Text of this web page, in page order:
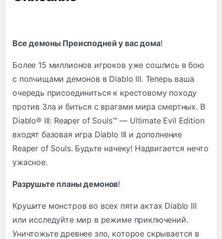
Все демоны Преисподней у вас дома!
Более 15 миллионов игроков уже сошлись в бою
с полчищами демонов в Diablo III. Теперь ваша
очередь присоединиться к крестовому походу
против Зла и биться с врагами мира смертных. В
Diablo® III: Reaper of Souls™ — Ultimate Evil Edition
входят базовая игра Diablo III и дополнение
Reaper of Souls. Будьте начеку! Надвигается нечто
ужасное.
Разрушьте планы демонов!
Крушите монстров во всех пяти актах Diablo III
или исследуйте мир в режиме приключений.
Уничтожьте древнее зло, которое скрывается в